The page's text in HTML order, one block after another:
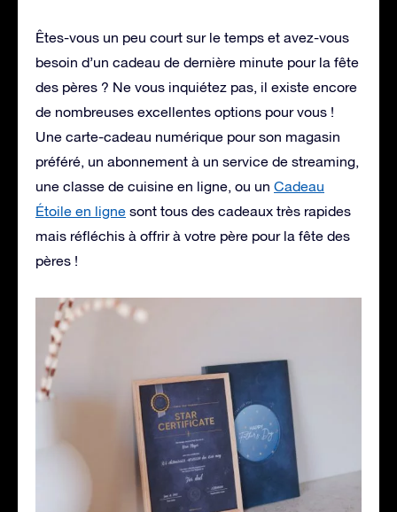
Êtes-vous un peu court sur le temps et avez-vous
besoin d’un cadeau de dernière minute pour la fête
des pères ? Ne vous inquiétez pas, il existe encore
de nombreuses excellentes options pour vous !
Une carte-cadeau numérique pour son magasin
préféré, un abonnement à un service de streaming,
une classe de cuisine en ligne, ou un Cadeau
Étoile en ligne sont tous des cadeaux très rapides
mais réfléchis à offrir à votre père pour la fête des
pères !